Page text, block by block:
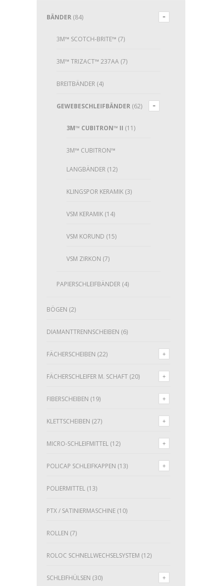
BÄNDER (84)
3M™ SCOTCH-BRITE™ (7)
3M™ TRIZACT™ 237AA (7)
BREITBÄNDER (4)
GEWEBESCHLEIFBÄNDER (62)
3M™ CUBITRON™ II (11)
3M™ CUBITRON™
LANGBÄNDER (12)
KLINGSPOR KERAMIK (3)
VSM KERAMIK (14)
VSM KORUND (15)
VSM ZIRKON (7)
PAPIERSCHLEIFBÄNDER (4)
BÖGEN (2)
DIAMANTTRENNSCHEIBEN (6)
FÄCHERSCHEIBEN (22)
FÄCHERSCHLEIFER M. SCHAFT (20)
FIBERSCHEIBEN (19)
KLETTSCHEIBEN (27)
MICRO-SCHLEIFMITTEL (12)
POLICAP SCHLEIFKAPPEN (13)
POLIERMITTEL (13)
PTX / SATINIERMASCHINE (10)
ROLLEN (7)
ROLOC SCHNELLWECHSELSYSTEM (12)
SCHLEIFHÜLSEN (30)